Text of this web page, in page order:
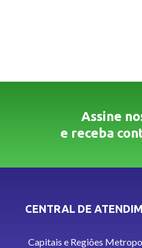
Assine
e receba
CENTRAL DE
Capitais e Regiões